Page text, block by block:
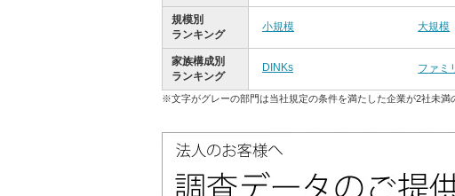
規模別
ランキング
小規模 大規模
家族構成別
ランキング
DINKs ファミ
※文字がグレーの部門は当社規定の条件を満たした企業が2社未満